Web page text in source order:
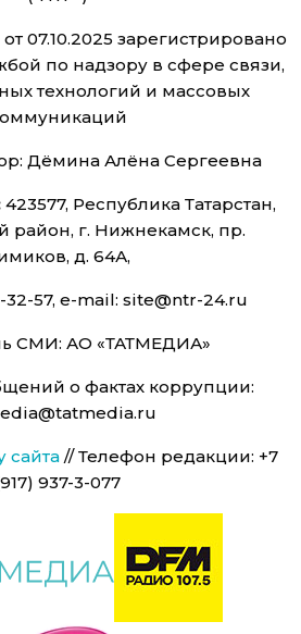
07.10.2025 зарегистрировано
по надзору в сфере связи,
технологий и массовых
Дёмина Алёна Сергеевна
423577, Республика Татарстан,
район, г. Нижнекамск, пр.
д. 64А,
32-57, e-mail: site@ntr-24.ru
СМИ: АО «ТАТМЕДИА»
о фактах коррупции:
сайта // Телефон редакции: +7
937-3-077